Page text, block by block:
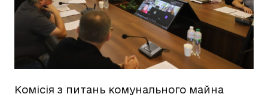
Комісія з питань комунального майна